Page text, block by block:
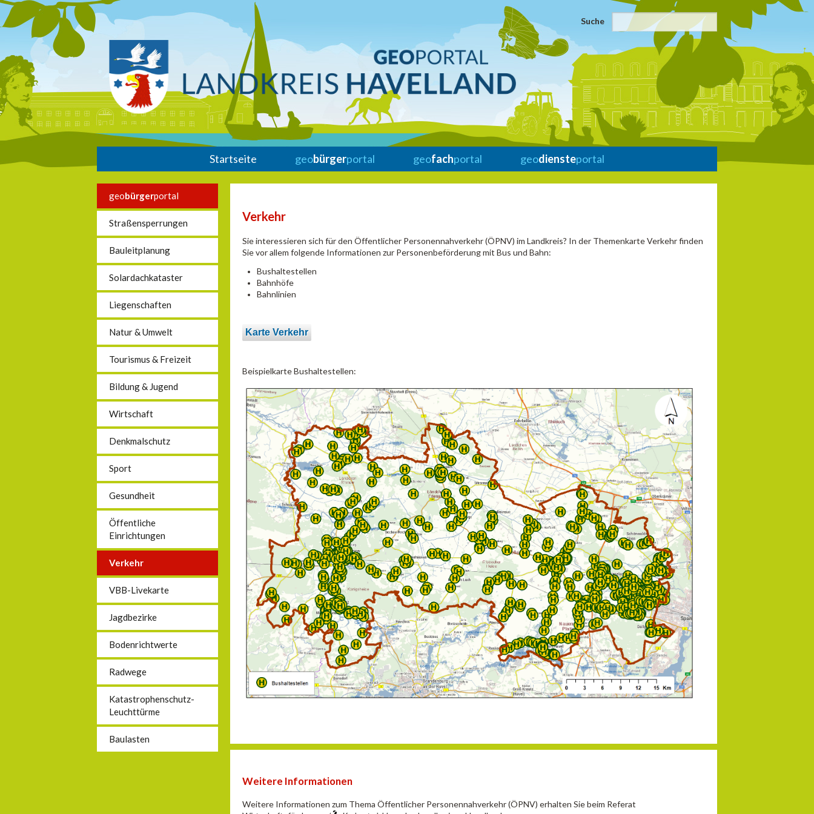
Suche
Startseite geobürgerportal geofachportal geodiensteportal
geobürgerportal
Straßensperrungen
Bauleitplanung
Solardachkataster
Liegenschaften
Natur & Umwelt
Tourismus & Freizeit
Bildung & Jugend
Wirtschaft
Denkmalschutz
Sport
Gesundheit
Öffentliche
Einrichtungen
Verkehr
VBB-Livekarte
Jagdbezirke
Bodenrichtwerte
Radwege
Katastrophenschutz-
Leuchttürme
Baulasten
Verkehr
Sie interessieren sich für den Öffentlicher Personennahverkehr (ÖPNV) im Landkreis? In der Themenkarte Verkehr finden
Sie vor allem folgende Informationen zur Personenbeförderung mit Bus und Bahn:
Bushaltestellen
Bahnhöfe
Bahnlinien
Karte Verkehr
Beispielkarte Bushaltestellen:
Weitere Informationen
Weitere Informationen zum Thema Öffentlicher Personennahverkehr (ÖPNV) erhalten Sie beim Referat